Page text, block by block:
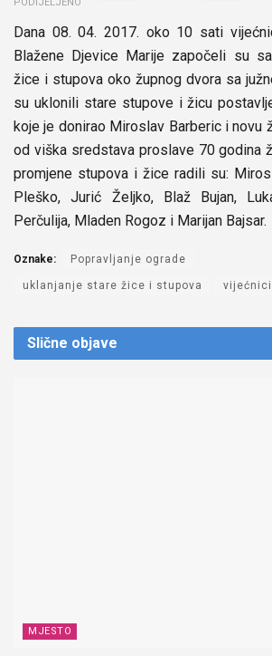
Dana 08. 04. 2017. oko 10 sati
Blažene Djevice Marije započeli su
žice i stupova oko župnog dvora sa
su uklonili stare stupove i žicu
koje je donirao Miroslav Barberic i novu
od viška sredstava proslave 70 godina
promjene stupova i žice radili su:
Pleško, Jurić Željko, Blaž Bujan,
Perčulija, Mladen Rogoz i Marijan Bajsar.
Oznake: Popravljanje ograde
uklanjanje stare žice i stupova vijećnici
Slične objave
MJESTO